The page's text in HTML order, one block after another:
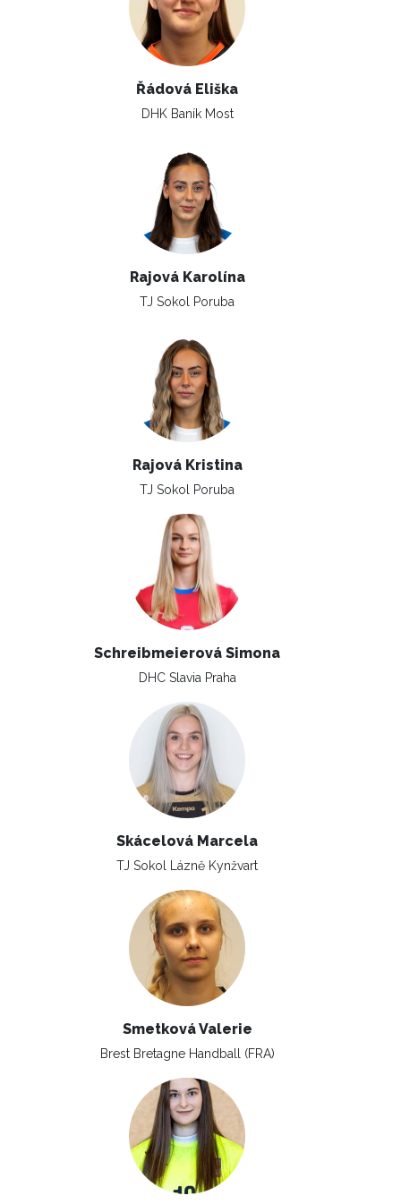
Řádová Eliška
DHK Baník Most
Rajová Karolína
TJ Sokol Poruba
Rajová Kristina
TJ Sokol Poruba
Schreibmeierová Simona
DHC Slavia Praha
Skácelová Marcela
TJ Sokol Lázně Kynžvart
Smetková Valerie
Brest Bretagne Handball (FRA)